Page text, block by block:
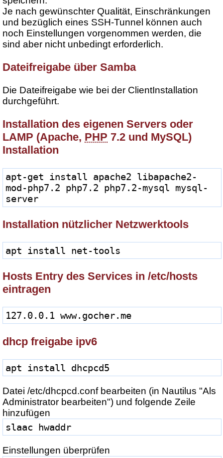
Je nach gewünschter Qualität, Einschränkungen
und bezüglich eines SSH-Tunnel können auch
noch Einstellungen vorgenommen werden, die
sind aber nicht unbedingt erforderlich.
Dateifreigabe über Samba
Die Dateifreigabe wie bei der ClientInstallation
durchgeführt.
Installation des eigenen Servers oder
LAMP (Apache, PHP 7.2 und MySQL)
Installation
apt-get install apache2 libapache2-
mod-php7.2 php7.2 php7.2-mysql mysql-
server
Installation nützlicher Netzwerktools
apt install net-tools
Hosts Entry des Services in /etc/hosts
eintragen
127.0.0.1 www.gocher.me
dhcp freigabe ipv6
apt install dhcpcd5
Datei /etc/dhcpcd.conf bearbeiten (in Nautilus "Als
Administrator bearbeiten") und folgende Zeile
hinzufügen
slaac hwaddr
Einstellungen überprüfen